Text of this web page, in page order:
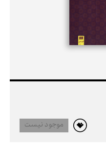
موجود نیست